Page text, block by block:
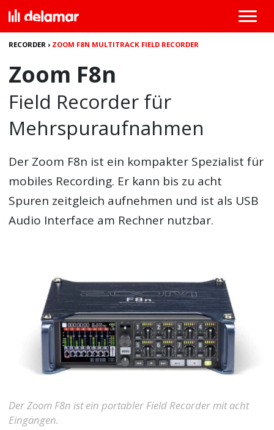
RECORDER › ZOOM F8N MULTITRACK FIELD RECORDER
Zoom F8n
Field Recorder für
Mehrspuraufnahmen
Der Zoom F8n ist ein kompakter Spezialist für
mobiles Recording. Er kann bis zu acht
Spuren zeitgleich aufnehmen und ist als USB
Audio Interface am Rechner nutzbar.
Der Zoom F8n ist ein portabler Field Recorder mit acht
Eingängen.